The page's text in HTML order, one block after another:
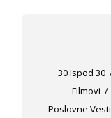
30 Ispod 30
Filmovi
Poslovne Vesti